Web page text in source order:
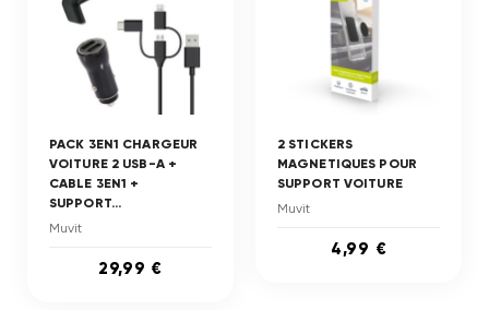
PACK 3EN1 CHARGEUR
VOITURE 2 USB-A +
CABLE 3EN1 +
SUPPORT...
Muvit
29,99 €
2 STICKERS
MAGNETIQUES POUR
SUPPORT VOITURE
Muvit
4,99 €